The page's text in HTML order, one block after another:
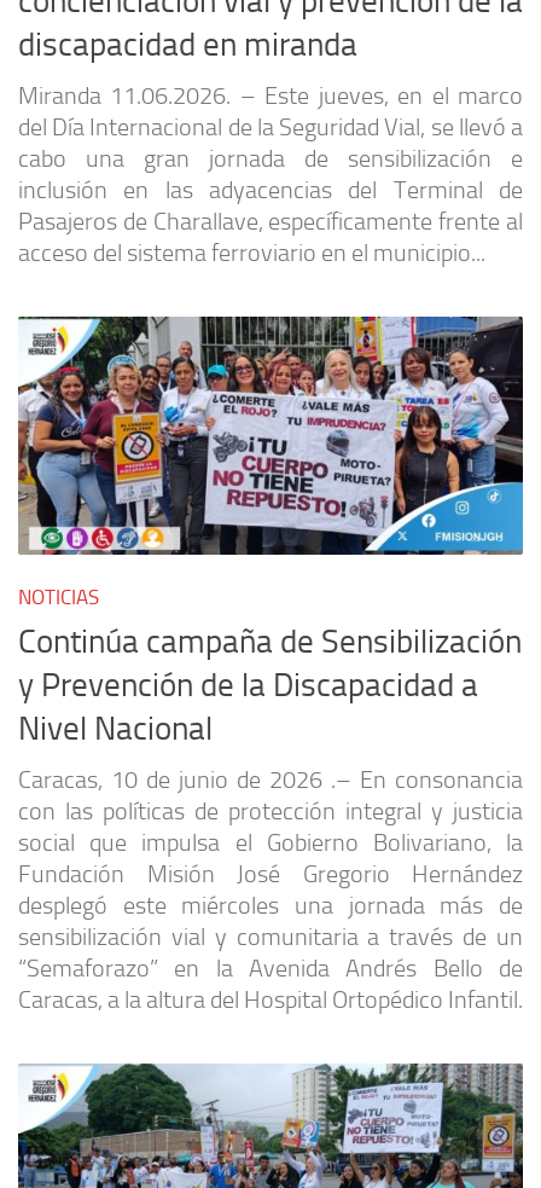
discapacidad en miranda
Miranda 11.06.2026. – Este jueves, en el marco
del Día Internacional de la Seguridad Vial, se llevó a
cabo una gran jornada de sensibilización e
inclusión en las adyacencias del Terminal de
Pasajeros de Charallave, específicamente frente al
acceso del sistema ferroviario en el municipio...
NOTICIAS
Continúa campaña de Sensibilización
y Prevención de la Discapacidad a
Nivel Nacional
Caracas, 10 de junio de 2026 .– En consonancia
con las políticas de protección integral y justicia
social que impulsa el Gobierno Bolivariano, la
Fundación Misión José Gregorio Hernández
desplegó este miércoles una jornada más de
sensibilización vial y comunitaria a través de un
“Semaforazo” en la Avenida Andrés Bello de
Caracas, a la altura del Hospital Ortopédico Infantil.